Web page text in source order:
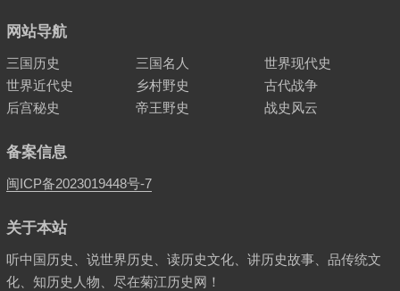
网站导航
三国历史 三国名人
世界现代史
世界近代史
乡村野史
古代战争
后宫秘史
帝王野史 战史风云
备案信息
闽ICP备2023019448号-7
关于本站
听中国历史、说世界历史、读历史文化、讲历史故事、品传统文
化、知历史人物、尽在菊江历史网！